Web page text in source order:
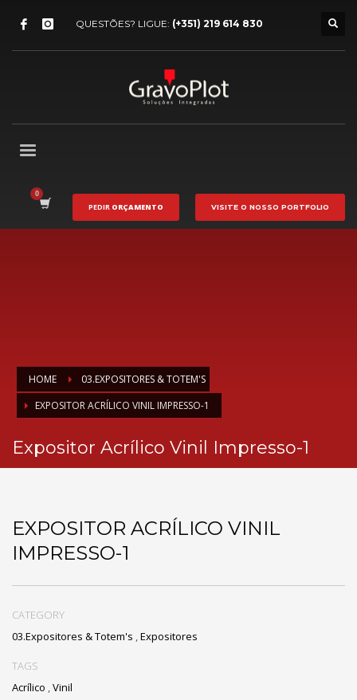
QUESTÕES? LIGUE: (+351) 219 614 830
PEDIR ORÇAMENTO VISITE O NOSSO PORTFOLIO
HOME
03.EXPOSITORES & TOTEM'S
EXPOSITOR ACRÍLICO VINIL IMPRESSO-1
Expositor Acrílico Vinil Impresso-1
EXPOSITOR ACRÍLICO VINIL
IMPRESSO-1
CATEGORY
03.Expositores & Totem's ,Expositores
TAGS
Acrílico ,Vinil